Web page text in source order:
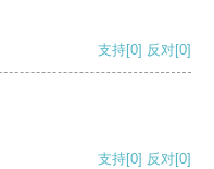
支持[0] 反对[0]
支持[0] 反对[0]